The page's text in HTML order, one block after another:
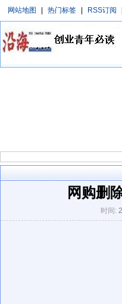
网站地图 热门标签 RSS订阅
网购删
时间: